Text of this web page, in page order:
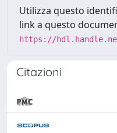
Utilizza questo
link a questo
https://
Citazioni